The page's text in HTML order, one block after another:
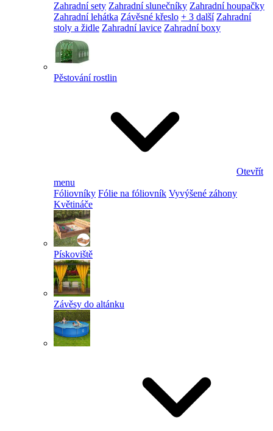
Zahradní sety Zahradní slunečníky Zahradní houpačky
Zahradní lehátka Závěsné křeslo + 3 další Zahradní
stoly a židle Zahradní lavice Zahradní boxy
Pěstování rostlin
Otevřít
menu
Fóliovníky Fólie na fóliovník Vyvýšené záhony
Květináče
Pískoviště
Závěsy do altánku